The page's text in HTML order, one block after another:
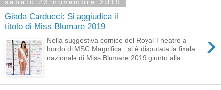
sabato 23 novembre 2019
Giada Carducci: Si aggiudica il
titolo di Miss Blumare 2019
›
Nella suggestiva cornice del Royal Theatre a
bordo di MSC Magnifica , si è disputata la finala
nazionale di Miss Blumare 2019 giunto alla...